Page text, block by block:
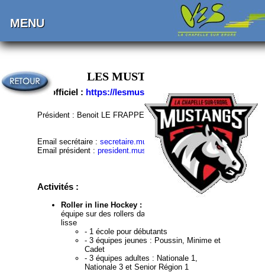
MENU
LES MUSTANGS
Site officiel : https://lesmustangs.fr
Président : Benoit LE FRAPPER
Email secrétaire : secretaire.mustangs44@gmail.com
Email président : president.mustangs44@gmail.com
Activités :
Roller in line Hockey :
équipe sur des rollers dans une salle à surface
lisse
- 1 école pour débutants
- 3 équipes jeunes : Poussin, Minime et
Cadet
- 3 équipes adultes : Nationale 1,
Nationale 3 et Senior Région 1